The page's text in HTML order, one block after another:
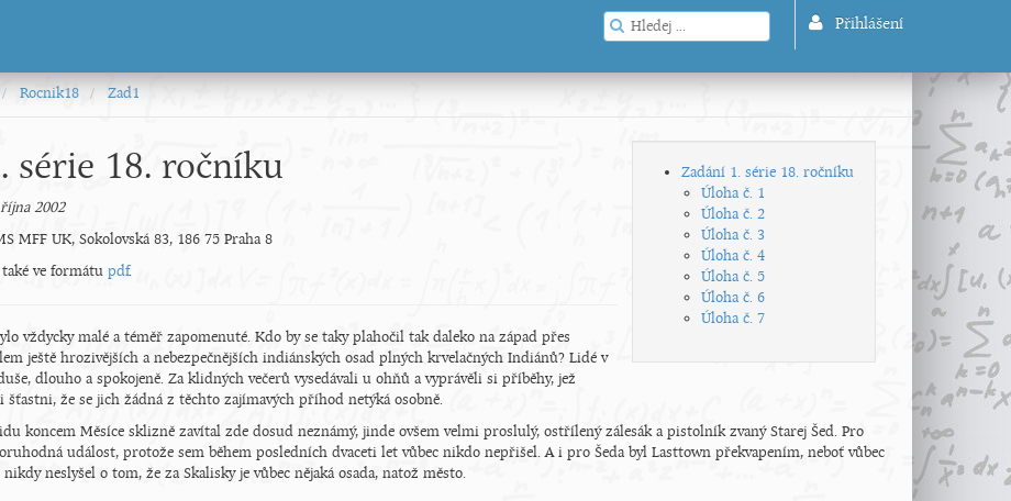
Přihlášení
Rocnik18 Zad1
Zadání 1. série 18. ročníku
Úloha č. 1
Úloha č. 2
Úloha č. 3
Úloha č. 4
Úloha č. 5
Úloha č. 6
Úloha č. 7
série 18. ročníku
2002
MFF UK, Sokolovská 83, 186 75 Praha 8
ve formátu pdf.
vždycky malé a téměř zapomenuté. Kdo by se taky plahočil tak daleko na západ přes
ještě hrozivějších a nebezpečnějších indiánských osad plných krvelačných Indiánů? Lidé v
dlouho a spokojeně. Za klidných večerů vysedávali u ohňů a vyprávěli si příběhy, jež
šťastni, že se jich žádná z těchto zajímavých příhod netýká osobně.
koncem Měsíce sklizně zavítal zde dosud neznámý, jinde ovšem velmi proslulý, ostřílený zálesák a pistolník zvaný Starej Šed. Pro
událost, protože sem během posledních dvaceti let vůbec nikdo nepřišel. A i pro Šeda byl Lasttown překvapením, neboť vůbec
neslyšel o tom, že za Skalisky je vůbec nějaká osada, natož město.